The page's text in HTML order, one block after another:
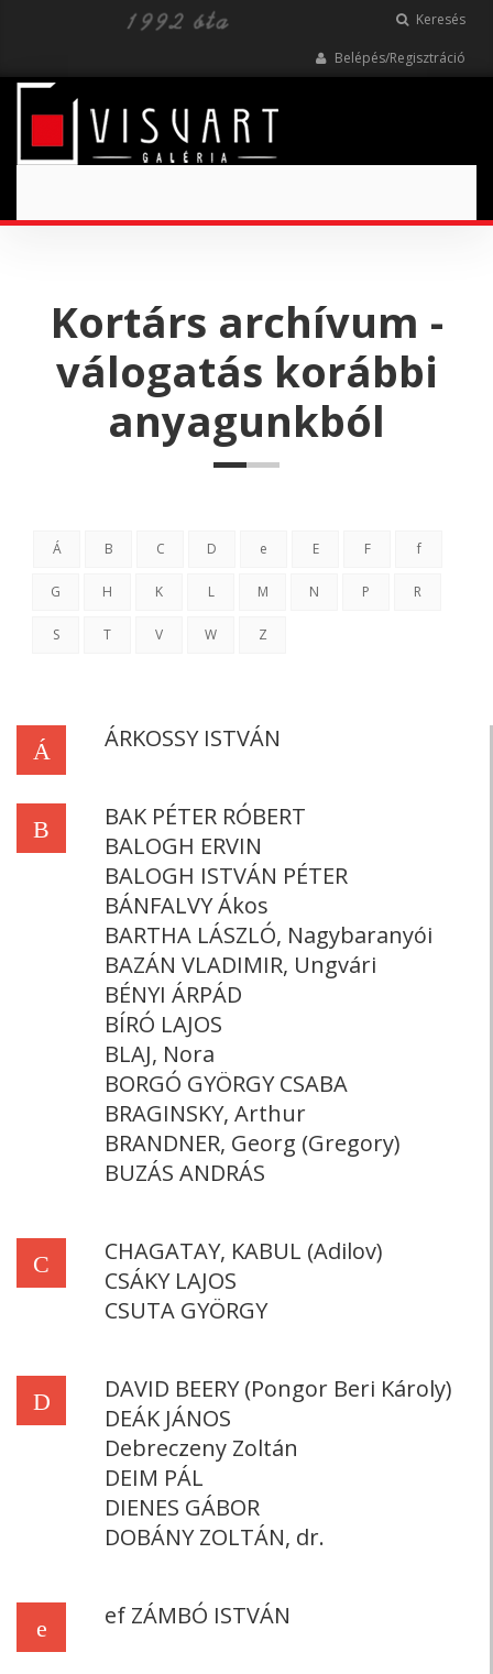
Keresés
Belépés/Regisztráció
Kortárs archívum -
válogatás korábbi
anyagunkból
Á B C D e E F f
G H K L M N P R
S T V W Z
Á ÁRKOSSY ISTVÁN
B
BAK PÉTER RÓBERT
BALOGH ERVIN
BALOGH ISTVÁN PÉTER
BÁNFALVY Ákos
BARTHA LÁSZLÓ, Nagybaranyói
BAZÁN VLADIMIR, Ungvári
BÉNYI ÁRPÁD
BÍRÓ LAJOS
BLAJ, Nora
BORGÓ GYÖRGY CSABA
BRAGINSKY, Arthur
BRANDNER, Georg (Gregory)
BUZÁS ANDRÁS
C
CHAGATAY, KABUL (Adilov)
CSÁKY LAJOS
CSUTA GYÖRGY
D
DAVID BEERY (Pongor Beri Károly)
DEÁK JÁNOS
Debreczeny Zoltán
DEIM PÁL
DIENES GÁBOR
DOBÁNY ZOLTÁN, dr.
e ef ZÁMBÓ ISTVÁN